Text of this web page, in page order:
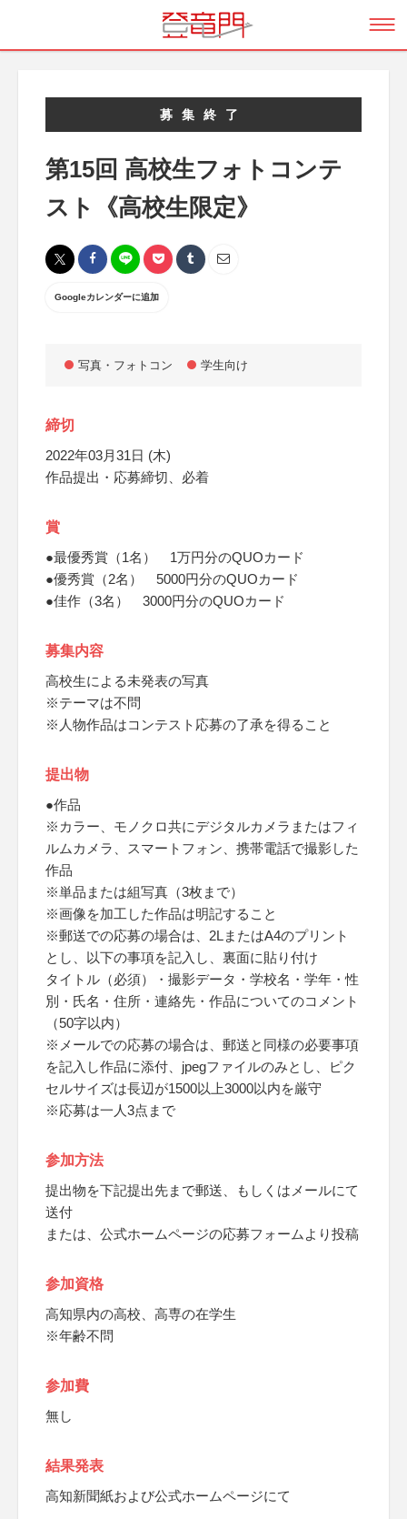
募集終了
第15回 高校生フォトコンテ
スト《高校生限定》
Googleカレンダーに追加
写真・フォトコン 学生向け
締切
2022年03月31日 (木)
作品提出・応募締切、必着
賞
●最優秀賞（1名） 1万円分のQUOカード
●優秀賞（2名） 5000円分のQUOカード
●佳作（3名） 3000円分のQUOカード
募集内容
高校生による未発表の写真
※テーマは不問
※人物作品はコンテスト応募の了承を得ること
提出物
●作品
※カラー、モノクロ共にデジタルカメラまたはフィ
ルムカメラ、スマートフォン、携帯電話で撮影した
作品
※単品または組写真（3枚まで）
※画像を加工した作品は明記すること
※郵送での応募の場合は、2LまたはA4のプリント
とし、以下の事項を記入し、裏面に貼り付け
タイトル（必須）・撮影データ・学校名・学年・性
別・氏名・住所・連絡先・作品についてのコメント
（50字以内）
※メールでの応募の場合は、郵送と同様の必要事項
を記入し作品に添付、jpegファイルのみとし、ピク
セルサイズは長辺が1500以上3000以内を厳守
※応募は一人3点まで
参加方法
提出物を下記提出先まで郵送、もしくはメールにて
送付
または、公式ホームページの応募フォームより投稿
参加資格
高知県内の高校、高専の在学生
※年齢不問
参加費
無し
結果発表
高知新聞紙および公式ホームページにて